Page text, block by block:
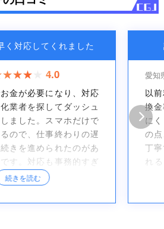
く対応してくれました
4.0
金が必要になり、対応
業者を探してダッシュ
ました。スマホだけで
ので、仕事終わりの遅
きを進められたのがあ
す。対応も事務的すぎ
況を確認しながら進め
心感がありました。換
いたより悪くなく、急
続きを読む
愛知
以
換
に
の
丁
れ
く